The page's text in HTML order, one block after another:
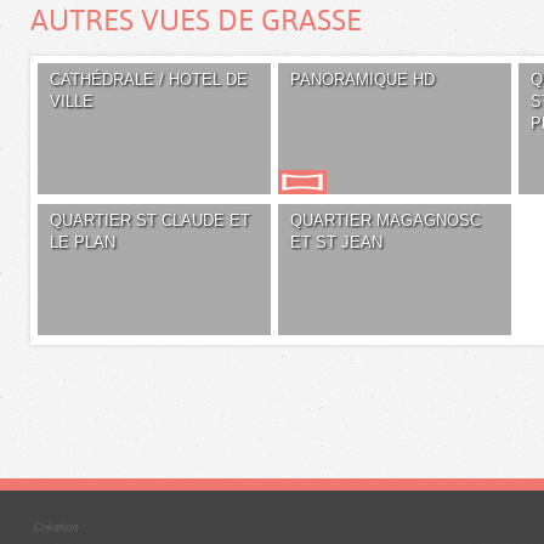
AUTRES VUES DE GRASSE
CATHÉDRALE / HOTEL DE
VILLE
PANORAMIQUE HD
QUARTIER ST CLAUDE ET
LE PLAN
QUARTIER MAGAGNOSC
ET ST JEAN